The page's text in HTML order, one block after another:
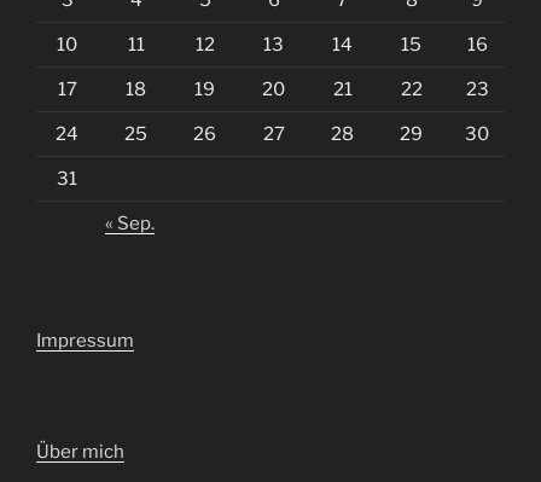
10 11 12 13 14 15 16
17 18 19 20 21 22 23
24 25 26 27 28 29 30
31
« Sep.
Impressum
Über mich